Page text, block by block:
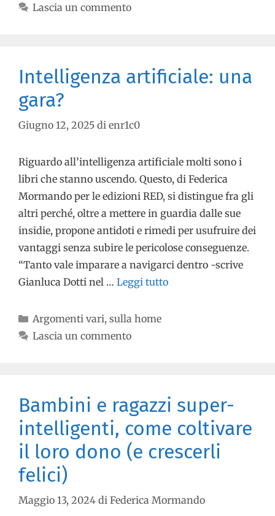
Lascia un commento
Intelligenza artificiale: una
gara?
Giugno 12, 2025 di enr1c0
Riguardo all’intelligenza artificiale molti sono i
libri che stanno uscendo. Questo, di Federica
Mormando per le edizioni RED, si distingue fra gli
altri perché, oltre a mettere in guardia dalle sue
insidie, propone antidoti e rimedi per usufruire dei
vantaggi senza subire le pericolose conseguenze.
“Tanto vale imparare a navigarci dentro -scrive
Gianluca Dotti nel … Leggi tutto
Argomenti vari, sulla home
Lascia un commento
Bambini e ragazzi super-
intelligenti, come coltivare
il loro dono (e crescerli
felici)
Maggio 13, 2024 di Federica Mormando